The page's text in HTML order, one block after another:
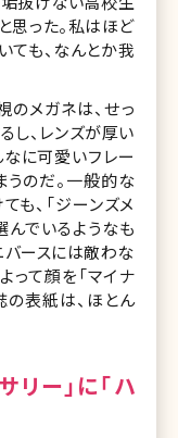
思った。私はほど
ても、なんとか我
のメガネは、せっ
し、レンズが厚い
なに可愛いフレー
うのだ。一般的な
も、「ジーンズメ
んでいるようなも
バースには敵わな
って顔を「マイナ
の表紙は、ほとん
リー」に「ハ